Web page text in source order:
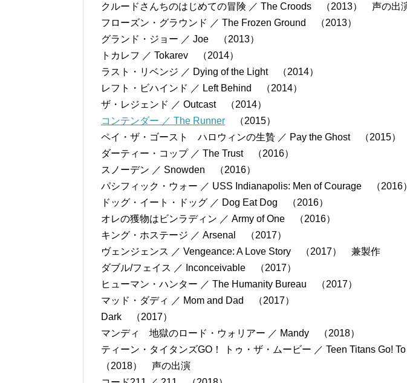
クルードさんちのはじめての冒険 ／ The Croods （2013） 声の出
フローズン・グラウンド ／ The Frozen Ground （2013）
グランド・ジョー ／ Joe （2013）
トカレフ ／ Tokarev （2014）
ラスト・リベンジ ／ Dying of the Light （2014）
レフト・ビハインド ／ Left Behind （2014）
ザ・レジェンド ／ Outcast （2014）
コンテンダー ／ The Runner （2015）
ペイ・ザ・ゴースト ハロウィンの生贄 ／ Pay the Ghost （2015）
ダーティー・コップ ／ The Trust （2016）
スノーデン ／ Snowden （2016）
パシフィック・ウォー ／ USS Indianapolis: Men of Courage （2016）
ドッグ・イート・ドッグ ／ Dog Eat Dog （2016）
オレの獲物はビンラディン ／ Army of One （2016）
キング・ホステージ ／ Arsenal （2017）
ヴェンジェンス ／ Vengeance: A Love Story （2017） 兼製作
ダブル/フェイス ／ Inconceivable （2017）
ヒューマン・ハンター ／ The Humanity Bureau （2017）
マッド・ダディ ／ Mom and Dad （2017）
Dark （2017）
マンディ 地獄のロード・ウォリアー ／ Mandy （2018）
ティーン・タイタンズGO！ トゥ・ザ・ムービー ／ Teen Titans Go!
（2018） 声の出演